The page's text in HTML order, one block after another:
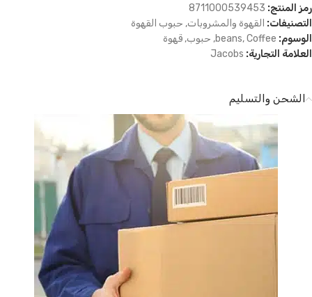
رمز المنتج: 8711000539453
التصنيفات: القهوة والمشروبات, حبوب القهوة
الوسوم:
beans,Coffee
, حبوب, قهوة
العلامة التجارية: Jacobs
الشحن والتسليم